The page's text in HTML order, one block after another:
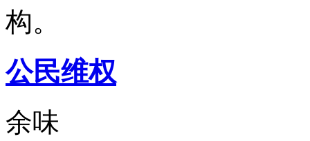
构。
公民维权
余味